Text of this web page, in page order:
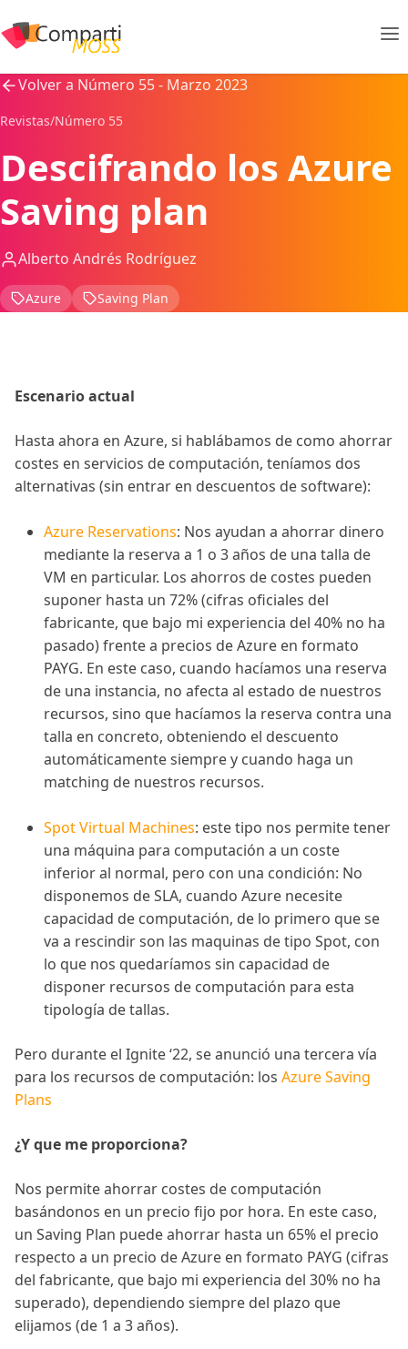
Volver a Número 55 - Marzo 2023
Revistas/Número 55
Descifrando los Azure
Saving plan
Alberto Andrés Rodríguez
Azure Saving Plan
Escenario actual
Hasta ahora en Azure, si hablábamos de como ahorrar
costes en servicios de computación, teníamos dos
alternativas (sin entrar en descuentos de software):
Azure Reservations: Nos ayudan a ahorrar dinero
mediante la reserva a 1 o 3 años de una talla de
VM en particular. Los ahorros de costes pueden
suponer hasta un 72% (cifras oficiales del
fabricante, que bajo mi experiencia del 40% no ha
pasado) frente a precios de Azure en formato
PAYG. En este caso, cuando hacíamos una reserva
de una instancia, no afecta al estado de nuestros
recursos, sino que hacíamos la reserva contra una
talla en concreto, obteniendo el descuento
automáticamente siempre y cuando haga un
matching de nuestros recursos.
Spot Virtual Machines: este tipo nos permite tener
una máquina para computación a un coste
inferior al normal, pero con una condición: No
disponemos de SLA, cuando Azure necesite
capacidad de computación, de lo primero que se
va a rescindir son las maquinas de tipo Spot, con
lo que nos quedaríamos sin capacidad de
disponer recursos de computación para esta
tipología de tallas.
Pero durante el Ignite ‘22, se anunció una tercera vía
para los recursos de computación: los Azure Saving
Plans
¿Y que me proporciona?
Nos permite ahorrar costes de computación
basándonos en un precio fijo por hora. En este caso,
un Saving Plan puede ahorrar hasta un 65% el precio
respecto a un precio de Azure en formato PAYG (cifras
del fabricante, que bajo mi experiencia del 30% no ha
superado), dependiendo siempre del plazo que
elijamos (de 1 a 3 años).